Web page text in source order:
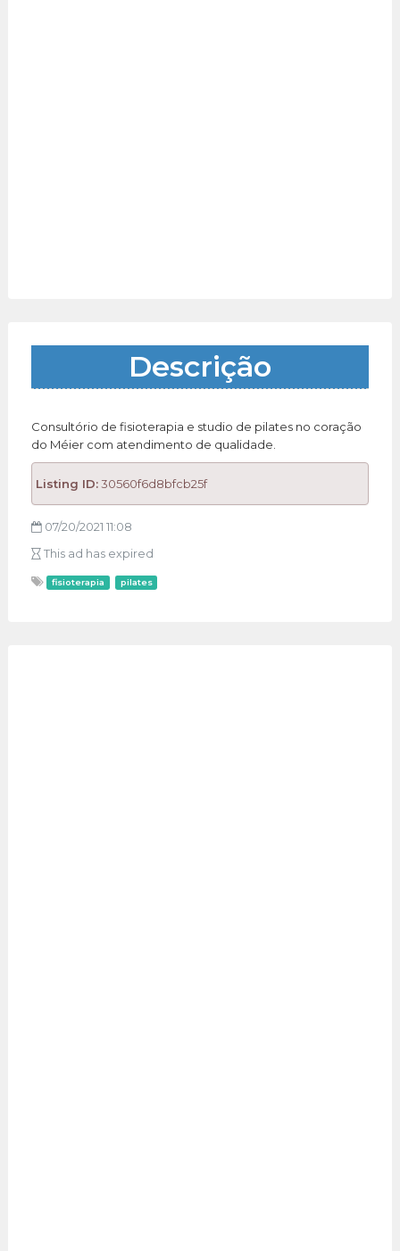
Descrição
Consultório de fisioterapia e studio de pilates no coração
do Méier com atendimento de qualidade.
Listing ID:30560f6d8bfcb25f
07/20/2021 11:08
This ad has expired
fisioterapia pilates